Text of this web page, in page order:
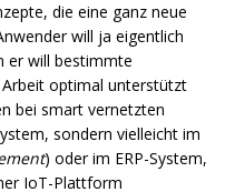
die eine ganz neue
will ja eigentlich
er will bestimmte
optimal unterstützt
bei smart vernetzten
sondern vielleicht im
) oder im ERP-System,
IoT-Plattform